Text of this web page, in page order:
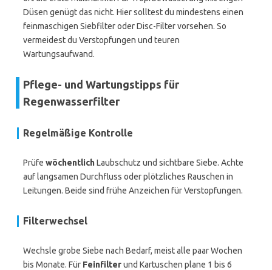
Düsen genügt das nicht. Hier solltest du mindestens einen
feinmaschigen Siebfilter oder Disc-Filter vorsehen. So
vermeidest du Verstopfungen und teuren
Wartungsaufwand.
Pflege- und Wartungstipps für
Regenwasserfilter
Regelmäßige Kontrolle
Prüfe wöchentlichLaubschutz und sichtbare Siebe. Achte
auf langsamen Durchfluss oder plötzliches Rauschen in
Leitungen. Beide sind frühe Anzeichen für Verstopfungen.
Filterwechsel
Wechsle grobe Siebe nach Bedarf, meist alle paar Wochen
bis Monate. Für Feinfilterund Kartuschen plane 1 bis 6